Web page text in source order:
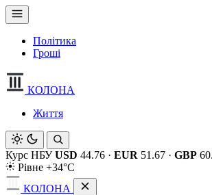
Політика
Гроші
КОЛОНА
Життя
Курс НБУ USD 44.76 · EUR 51.67 · GBP
Рівне +34°C
КОЛОНА